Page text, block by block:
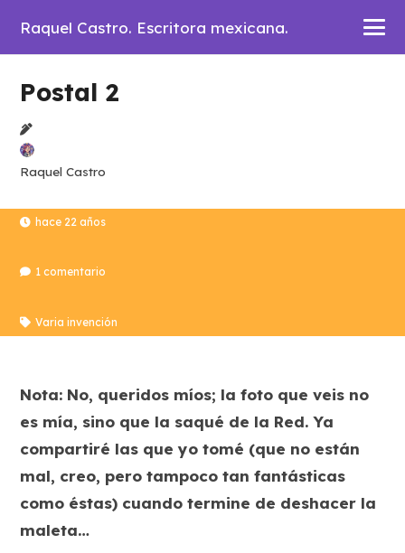
Raquel Castro. Escritora mexicana.
Postal 2
Raquel Castro
hace 22 años
1comentario
Varia invención
Nota: No, queridos míos; la foto que veis no
es mía, sino que la saqué de la Red. Ya
compartiré las que yo tomé (que no están
mal, creo, pero tampoco tan fantásticas
como éstas) cuando termine de deshacer la
maleta…